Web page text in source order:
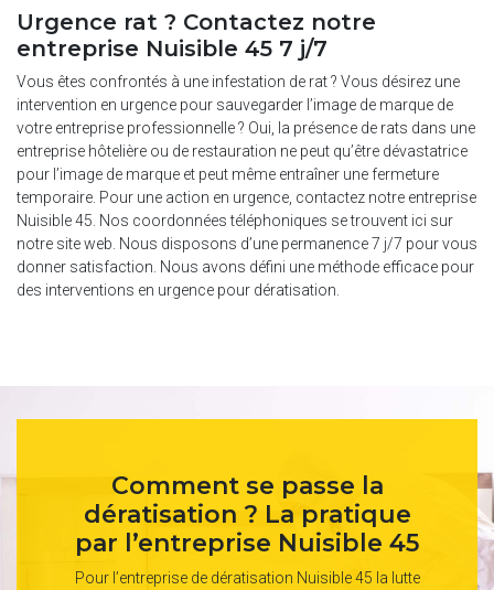
Urgence rat ? Contactez notre
entreprise Nuisible 45 7 j/7
Vous êtes confrontés à une infestation de rat ? Vous désirez une
intervention en urgence pour sauvegarder l’image de marque de
votre entreprise professionnelle ? Oui, la présence de rats dans une
entreprise hôtelière ou de restauration ne peut qu’être dévastatrice
pour l’image de marque et peut même entraîner une fermeture
temporaire. Pour une action en urgence, contactez notre entreprise
Nuisible 45. Nos coordonnées téléphoniques se trouvent ici sur
notre site web. Nous disposons d’une permanence 7 j/7 pour vous
donner satisfaction. Nous avons défini une méthode efficace pour
des interventions en urgence pour dératisation.
Comment se passe la
dératisation ? La pratique
par l’entreprise Nuisible 45
Pour l’entreprise de dératisation Nuisible 45 la lutte